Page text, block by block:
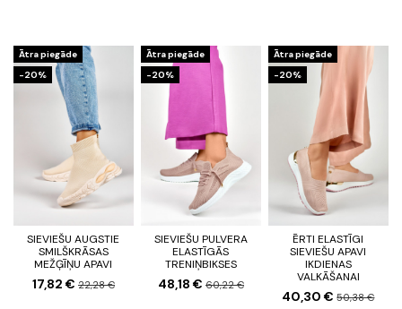
Ātra piegāde
-20%
SIEVIEŠU AUGSTIE
SMILŠKRĀSAS
MEŽĢĪŅU APAVI
17,82 € 22,28 €
Ātra piegāde
-20%
SIEVIEŠU PULVERA
ELASTĪGĀS
TRENIŅBIKSES
48,18 € 60,22 €
Ātra piegāde
-20%
ĒRTI ELASTĪGI
SIEVIEŠU APAVI
IKDIENAS
VALKĀŠANAI
40,30 €50,38 €